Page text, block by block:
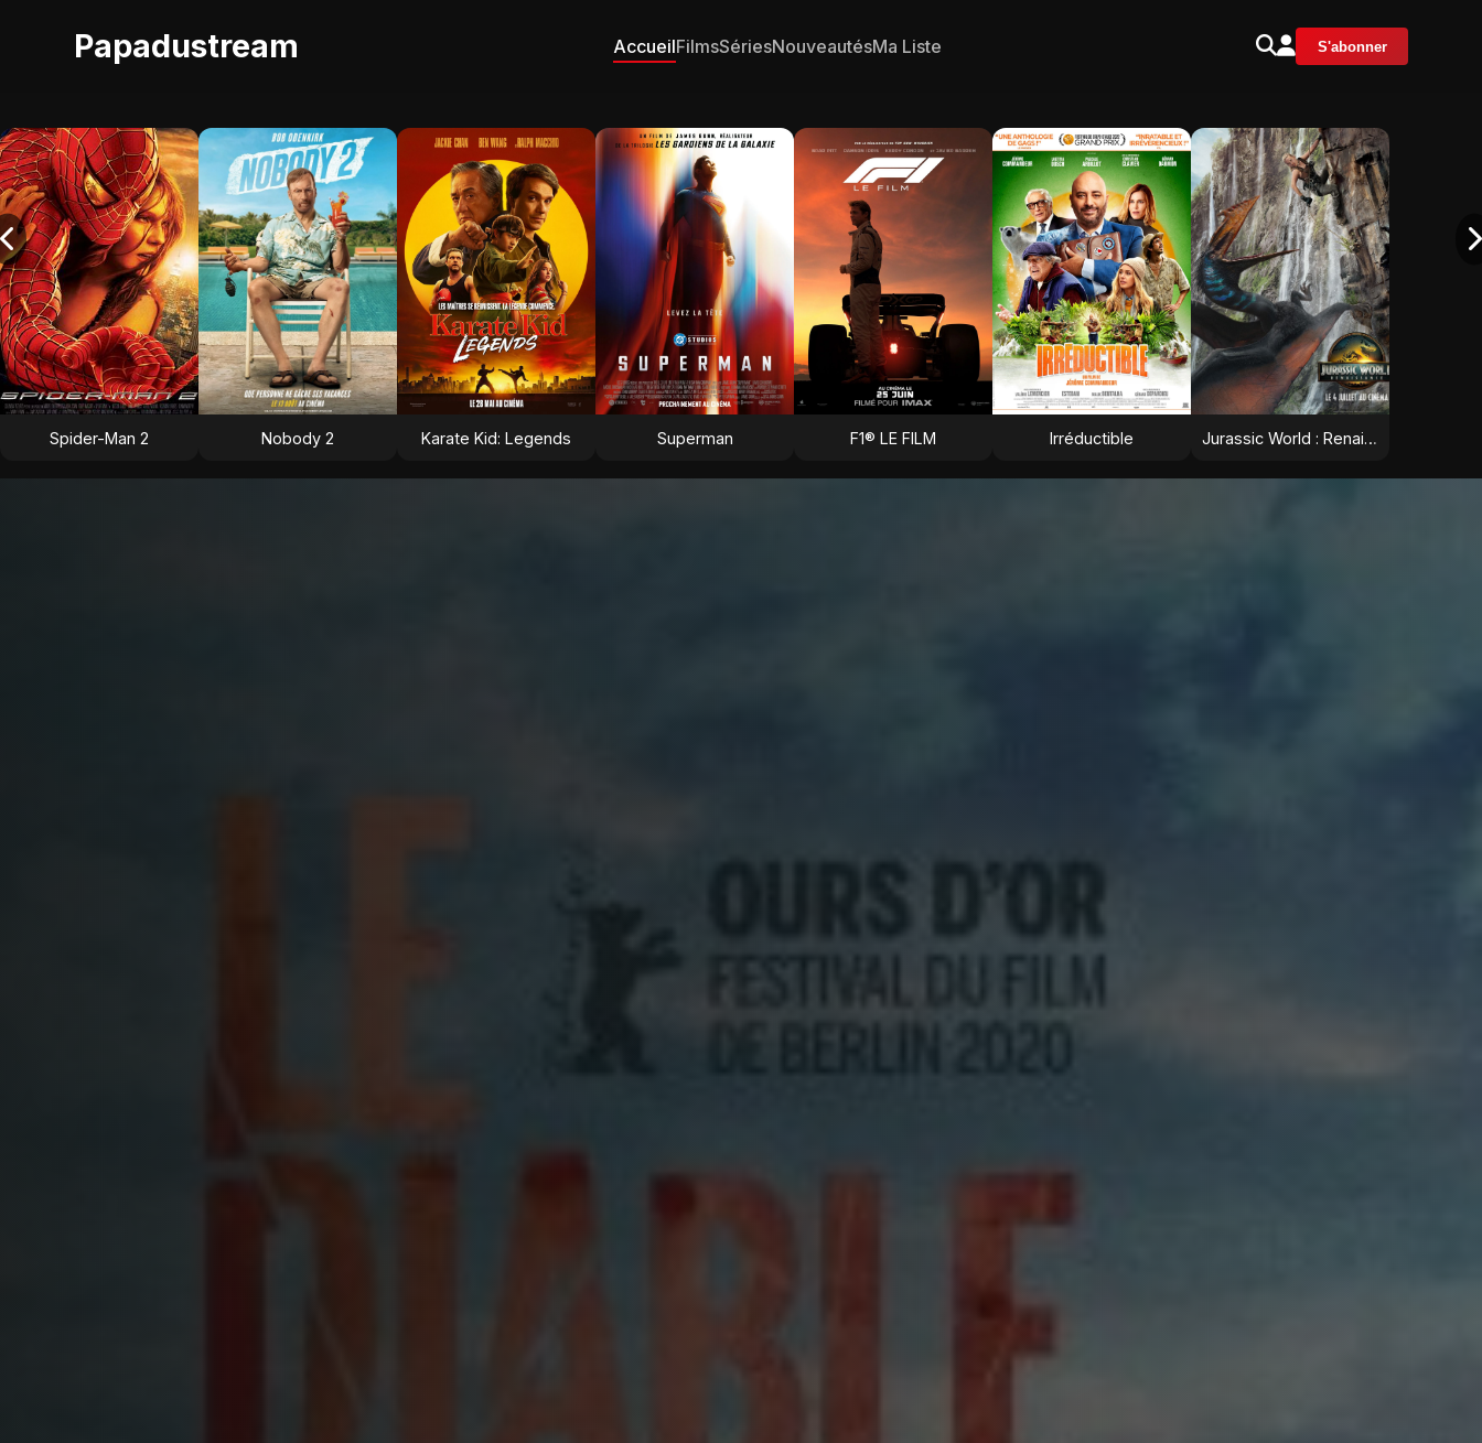
Papadustream AccueilFilmsSériesNouveautésMa Liste S'abonner
Spider-Man 2 Nobody 2 Karate Kid: Legends Superman F1® LE FILM Irréductible Jurassic World : Renaissance